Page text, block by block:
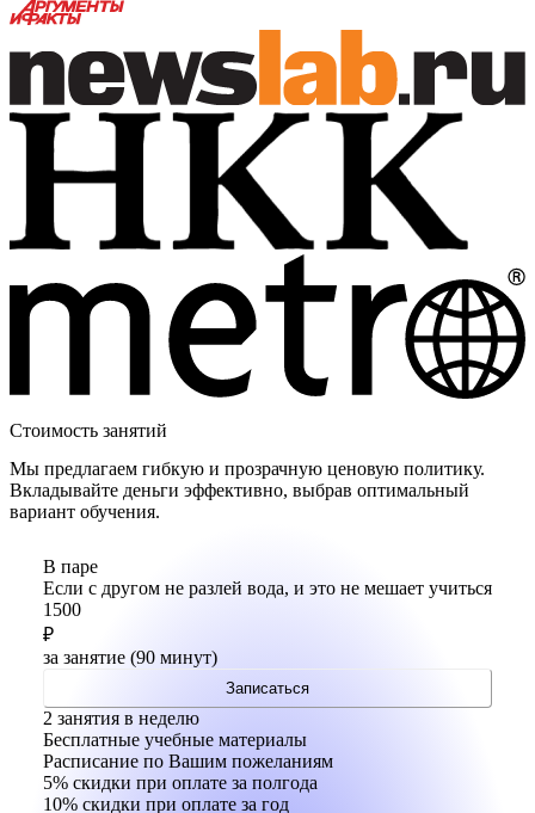
Стоимость занятий
Мы предлагаем гибкую и прозрачную ценовую политику.
Вкладывайте деньги эффективно, выбрав оптимальный
вариант обучения.
В паре
Если с другом не разлей вода, и это не мешает учиться
1500
₽
за занятие (90 минут)
Записаться
2 занятия в неделю
Бесплатные учебные материалы
Расписание по Вашим пожеланиям
5% скидки при оплате за полгода
10% скидки при оплате за год